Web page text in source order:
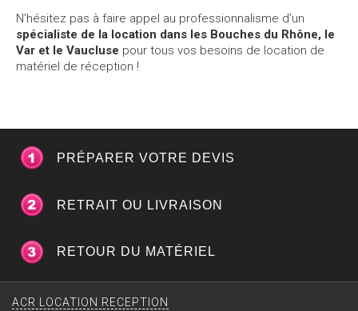
N’hésitez pas à faire appel au professionnalisme d’un
spécialiste de la location dans les Bouches du Rhône, le
Var et le Vaucluse pour tous vos besoins de location de
matériel de réception !
PRÉPARER VOTRE DEVIS
RETRAIT OU LIVRAISON
RETOUR DU MATÉRIEL
ACR LOCATION RECEPTION